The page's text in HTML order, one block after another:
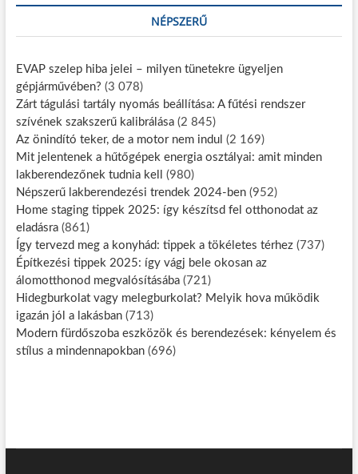
NÉPSZERŰ
EVAP szelep hiba jelei – milyen tünetekre ügyeljen
gépjárművében? (3 078)
Zárt tágulási tartály nyomás beállítása: A fűtési rendszer
szívének szakszerű kalibrálása (2 845)
Az önindító teker, de a motor nem indul (2 169)
Mit jelentenek a hűtőgépek energia osztályai: amit minden
lakberendezőnek tudnia kell
(980)
Népszerű lakberendezési trendek 2024-ben (952)
Home staging tippek 2025: így készítsd fel otthonodat az
eladásra (861)
Így tervezd meg a konyhád: tippek a tökéletes térhez (737)
Építkezési tippek 2025: így vágj bele okosan az
álomotthonod megvalósításába (721)
Hidegburkolat vagy melegburkolat? Melyik hova működik
igazán jól a lakásban (713)
Modern fürdőszoba eszközök és berendezések: kényelem és
stílus a mindennapokban (696)